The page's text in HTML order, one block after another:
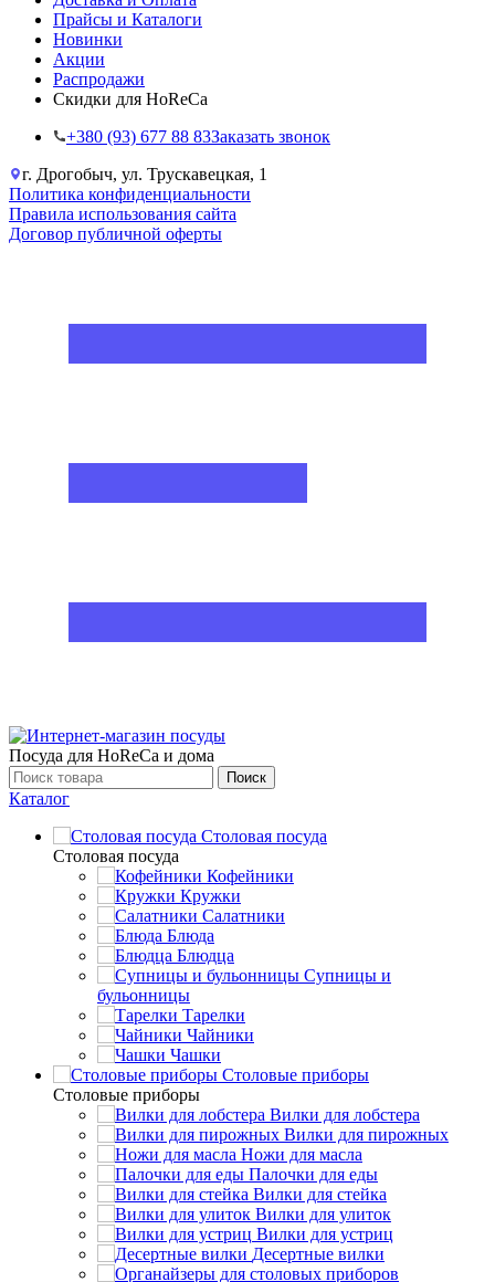
Прайсы и Каталоги
Новинки
Акции
Распродажи
Скидки для HoReCa
+38‎0 (93) 677 88 83Заказать звонок
г. Дрогобыч, ул. Трускавецкая, 1
Политика конфиденциальности
Правила использования сайта
Договор публичной оферты
Посуда для HoReCa и дома
Поиск
Каталог
Столовая посуда
Столовая посуда
Кофейники
Кружки
Салатники
Блюда
Блюдца
Супницы и
бульонницы
Тарелки
Чайники
Чашки
Cтоловые приборы
Cтоловые приборы
Вилки для лобстера
Вилки для пирожных
Ножи для масла
Палочки для еды
Вилки для стейка
Вилки для улиток
Вилки для устриц
Десертные вилки